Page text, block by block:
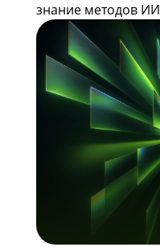
знание методов ИИ